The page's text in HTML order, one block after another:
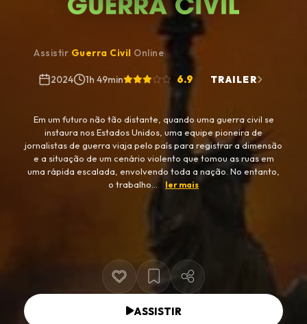
Assistir Guerra Civil Online
2024 1h 49min 6.9 TRAILER
Em um futuro não tão distante, quando uma guerra civil se
instaura nos Estados Unidos, uma equipe pioneira de
jornalistas de guerra viaja pelo país para registrar a dimensão
e a situação de um cenário violento que tomou as ruas em
uma rápida escalada, envolvendo toda a nação. No entanto,
o trabalho...
ler mais
ASSISTIR